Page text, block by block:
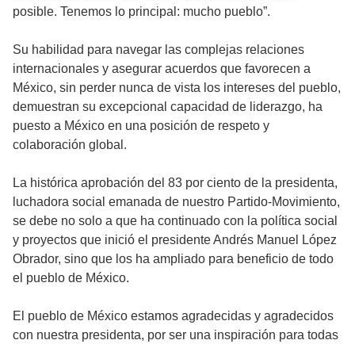
posible. Tenemos lo principal: mucho pueblo”.
Su habilidad para navegar las complejas relaciones
internacionales y asegurar acuerdos que favorecen a
México, sin perder nunca de vista los intereses del pueblo,
demuestran su excepcional capacidad de liderazgo, ha
puesto a México en una posición de respeto y
colaboración global.
La histórica aprobación del 83 por ciento de la presidenta,
luchadora social emanada de nuestro Partido-Movimiento,
se debe no solo a que ha continuado con la política social
y proyectos que inició el presidente Andrés Manuel López
Obrador, sino que los ha ampliado para beneficio de todo
el pueblo de México.
El pueblo de México estamos agradecidas y agradecidos
con nuestra presidenta, por ser una inspiración para todas